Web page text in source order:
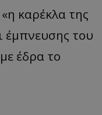
καρέκλα της
έμπνευσης του
έδρα το